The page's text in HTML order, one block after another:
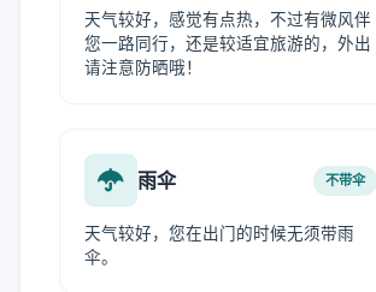
天气较好，感觉有点热，不过有微风伴
您一路同行，还是较适宜旅游的，外出
请注意防晒哦！
雨伞 不带伞
天气较好，您在出门的时候无须带雨
伞。